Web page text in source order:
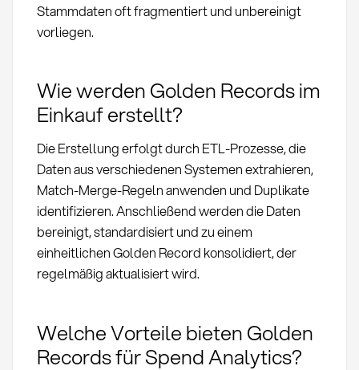
Stammdaten oft fragmentiert und unbereinigt
vorliegen.
Wie werden Golden Records im
Einkauf erstellt?
Die Erstellung erfolgt durch ETL-Prozesse, die
Daten aus verschiedenen Systemen extrahieren,
Match-Merge-Regeln anwenden und Duplikate
identifizieren. Anschließend werden die Daten
bereinigt, standardisiert und zu einem
einheitlichen Golden Record konsolidiert, der
regelmäßig aktualisiert wird.
Welche Vorteile bieten Golden
Records für Spend Analytics?